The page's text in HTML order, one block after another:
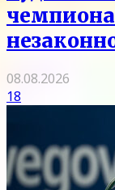
08.08.2026
18